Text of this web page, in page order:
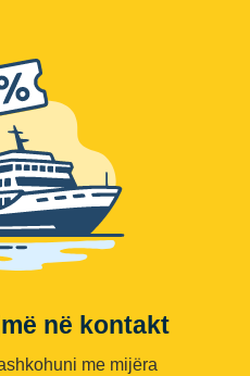
në kontakt
me mijëra